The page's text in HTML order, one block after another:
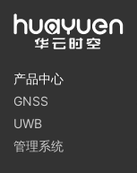
产品中心
GNSS
UWB
管理系统